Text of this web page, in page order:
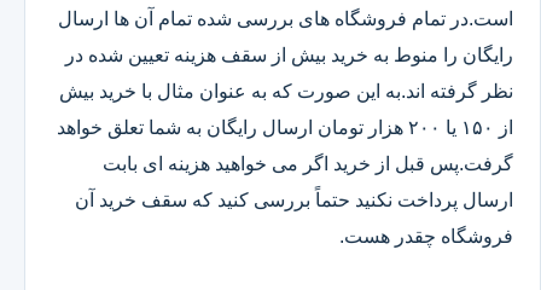
است.در تمام فروشگاه های بررسی شده تمام آن ها ارسال
رایگان را منوط به خرید بیش از سقف هزینه تعیین شده در
نظر گرفته اند.به این صورت که به عنوان مثال با خرید بیش
از ۱۵۰ یا ۲۰۰ هزار تومان ارسال رایگان به شما تعلق خواهد
گرفت.پس قبل از خرید اگر می خواهید هزینه ای بابت
ارسال پرداخت نکنید حتماً بررسی کنید که سقف خرید آن
فروشگاه چقدر هست.